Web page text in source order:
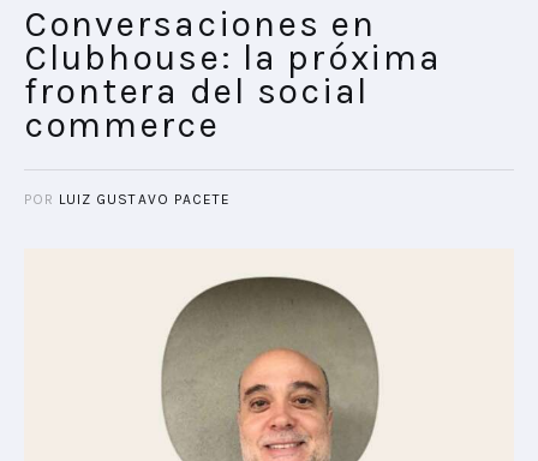
INSIGHTS
FUTURE BRAND LAB
PODCAST
PLAYBOOKS
NOVEDADES DE LOS MIEMBROS
Conversaciones en
Clubhouse: la próxima
frontera del social
commerce
POR LUIZ GUSTAVO PACETE